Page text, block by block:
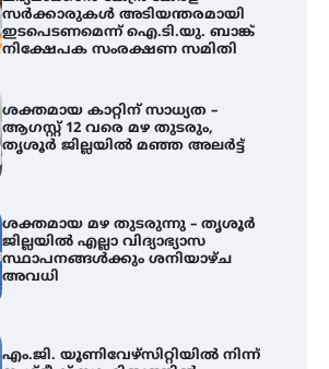
ആഗസ്റ്റ് 12 വരെ മഴ തുടരും,
തൃശൂർ ജില്ലയിൽ മഞ്ഞ അലർട്ട്
ശക്തമായ മഴ തുടരുന്നു – തൃശൂർ
ജില്ലയിൽ എല്ലാ വിദ്യാഭ്യാസ
സ്ഥാപനങ്ങൾക്കും ശനിയാഴ്ച
അവധി
എം.ജി. യൂണിവേഴ്‌സിറ്റിയിൽ നിന്ന്
ഇംഗ്ളീഷ് സാഹിത്യത്തിൽ
ഡോക്ടറേറ്റ് നേടിയ എൻ. ആര്യ
ട്യുണീഷ്യൻ ചിത്രം ” ദി വോയിസ്
ഓഫ് ഹിന്ദ് റജബ് ” ഇരിങ്ങാലക്കുട